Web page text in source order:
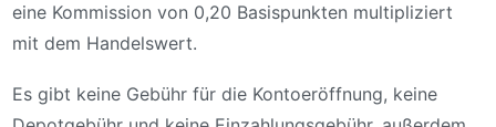
eine Kommission von 0,20 Basispunkten multipliziert
mit dem Handelswert.
Es gibt keine Gebühr für die Kontoeröffnung, keine